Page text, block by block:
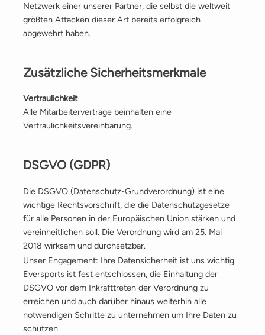
Netzwerk einer unserer Partner, die selbst die weltweit
größten Attacken dieser Art bereits erfolgreich
abgewehrt haben.
Zusätzliche Sicherheitsmerkmale
Vertraulichkeit
Alle Mitarbeiterverträge beinhalten eine
Vertraulichkeitsvereinbarung.
DSGVO (GDPR)
Die DSGVO (Datenschutz-Grundverordnung) ist eine
wichtige Rechtsvorschrift, die die Datenschutzgesetze
für alle Personen in der Europäischen Union stärken und
vereinheitlichen soll. Die Verordnung wird am 25. Mai
2018 wirksam und durchsetzbar.
Unser Engagement: Ihre Datensicherheit ist uns wichtig.
Eversports ist fest entschlossen, die Einhaltung der
DSGVO vor dem Inkrafttreten der Verordnung zu
erreichen und auch darüber hinaus weiterhin alle
notwendigen Schritte zu unternehmen um Ihre Daten zu
schützen.